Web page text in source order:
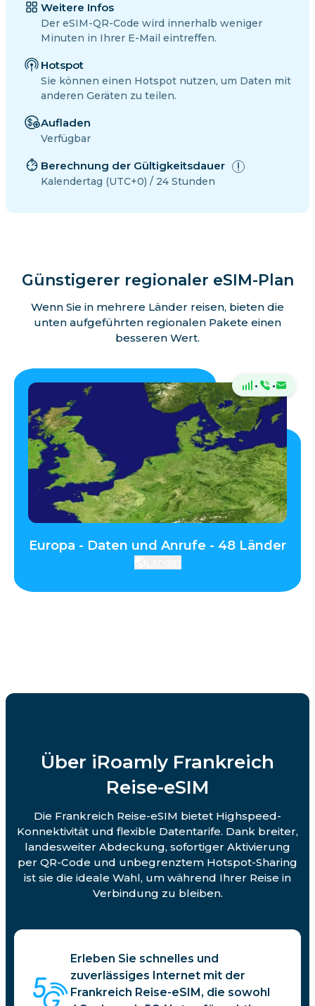
Weitere Infos
Der eSIM-QR-Code wird innerhalb weniger
Minuten in Ihrer E-Mail eintreffen.
Hotspot
Sie können einen Hotspot nutzen, um Daten mit
anderen Geräten zu teilen.
Aufladen
Verfügbar
Berechnung der Gültigkeitsdauer
Kalendertag (UTC+0) / 24 Stunden
Günstigerer regionaler eSIM-Plan
Wenn Sie in mehrere Länder reisen, bieten die
unten aufgeführten regionalen Pakete einen
besseren Wert.
· ·
Europa - Daten und Anrufe - 48 Länder
Über iRoamly Frankreich
Reise-eSIM
Die Frankreich Reise-eSIM bietet Highspeed-
Konnektivität und flexible Datentarife. Dank breiter,
landesweiter Abdeckung, sofortiger Aktivierung
per QR-Code und unbegrenztem Hotspot-Sharing
ist sie die ideale Wahl, um während Ihrer Reise in
Verbindung zu bleiben.
Erleben Sie schnelles und
zuverlässiges Internet mit der
Frankreich Reise-eSIM, die sowohl